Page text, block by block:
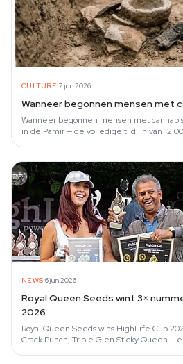
CULTURE·7 jun 2026
Wanneer begonnen mensen met
Wanneer begonnen mensen met
in de Pamir — de volledige tijdlijn van
NEWS·6 jun 2026
Royal Queen Seeds wint 3×
2026
Royal Queen Seeds wins HighLife Cup
Crack Punch, Triple G en Sticky Queen.